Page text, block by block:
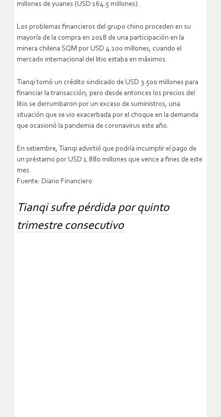
millones de yuanes (USD 164.5 millones).
Los problemas financieros del grupo chino proceden en su
mayoría de la compra en 2018 de una participación en la
minera chilena SQM por USD 4.100 millones, cuando el
mercado internacional del litio estaba en máximos.
Tianqi tomó un crédito sindicado de USD 3.500 millones para
financiar la transacción, pero desde entonces los precios del
litio se derrumbaron por un exceso de suministros, una
situación que se vio exacerbada por el choque en la demanda
que ocasionó la pandemia de coronavirus este año.
En setiembre, Tianqi advirtió que podría incumplir el pago de
un préstamo por USD 1.880 millones que vence a fines de este
mes.
Fuente: Diario Financiero
Tianqi sufre pérdida por quinto
trimestre consecutivo